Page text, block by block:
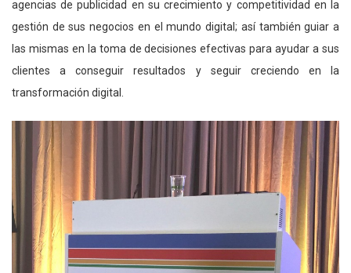
agencias de publicidad en su crecimiento y competitividad en la
gestión de sus negocios en el mundo digital; así también guiar a
las mismas en la toma de decisiones efectivas para ayudar a sus
clientes a conseguir resultados y seguir creciendo en la
transformación digital.